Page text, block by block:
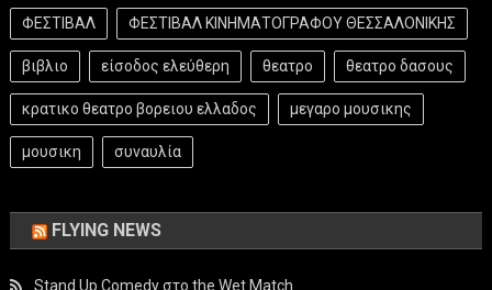
ΦΕΣΤΙΒΑΛ ΦΕΣΤΙΒΑΛ ΚΙΝΗΜΑΤΟΓΡΑΦΟΥ ΘΕΣΣΑΛΟΝΙΚΗΣ
βιβλιο είσοδος ελεύθερη θεατρο θεατρο δασους
κρατικο θεατρο βορειου ελλαδος μεγαρο μουσικης
μουσικη συναυλία
FLYING NEWS
Stand Up Comedy στο the Wet Match